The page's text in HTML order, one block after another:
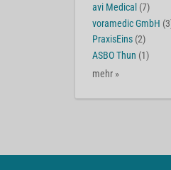
avi Medical (7)
voramedic GmbH
PraxisEins (2)
ASBO Thun (1)
mehr »